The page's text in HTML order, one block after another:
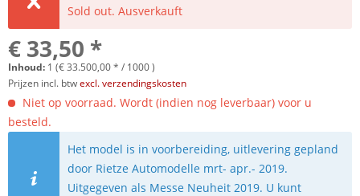
Sold out. Ausverkauft
€ 33,50 *
Inhoud: 1 (€ 33.500,00 * / 1000 )
Prijzen incl. btwexcl. verzendingskosten
Niet op voorraad. Wordt (indien nog leverbaar) voor u
besteld.
Het model is in voorbereiding, uitlevering gepland
door Rietze Automodelle mrt- apr.- 2019.
Uitgegeven als Messe Neuheit 2019. U kunt